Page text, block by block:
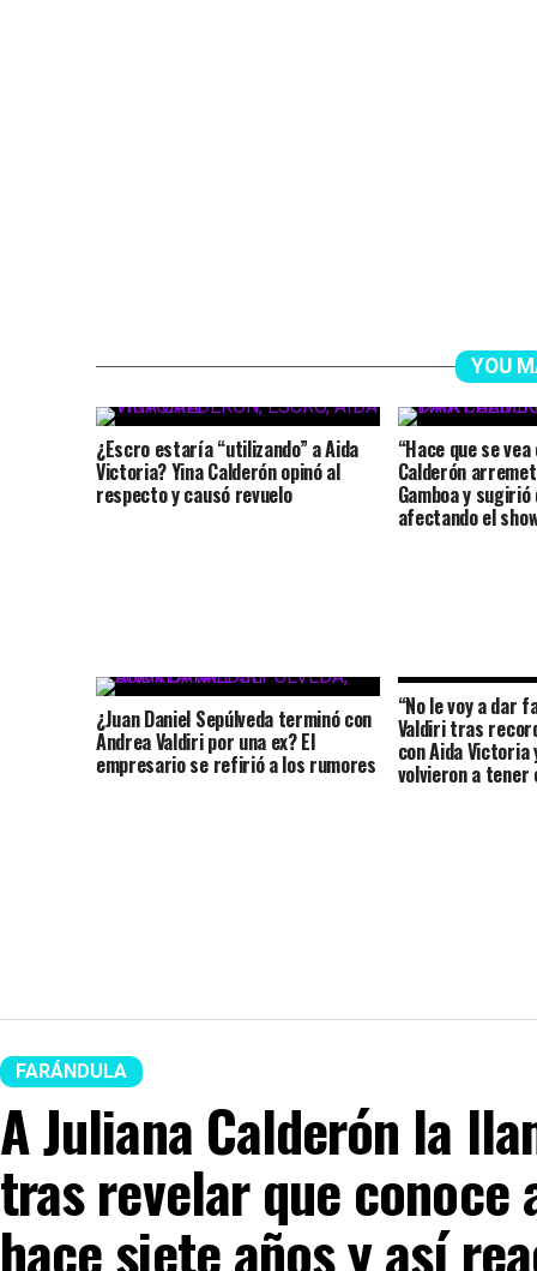
YOU
¿Escro estaría “utilizando” a Aida
Victoria? Yina Calderón opinó al
respecto y causó revuelo
“Hace que se
Calderón
Gamboa y
afectando el
¿Juan Daniel Sepúlveda terminó con
Andrea Valdiri por una ex? El
empresario se refirió a los rumores
“No le voy a dar
Valdiri tras
con Aida
volvieron a
FARÁNDULA
A Juliana Calderón la
tras revelar que conoce
hace siete años y así